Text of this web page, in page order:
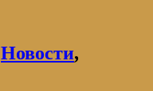
Новости,